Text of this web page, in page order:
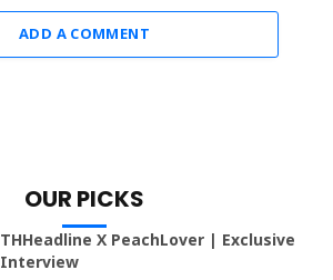
ADD A COMMENT
OUR PICKS
THHeadline X PeachLover | Exclusive
Interview